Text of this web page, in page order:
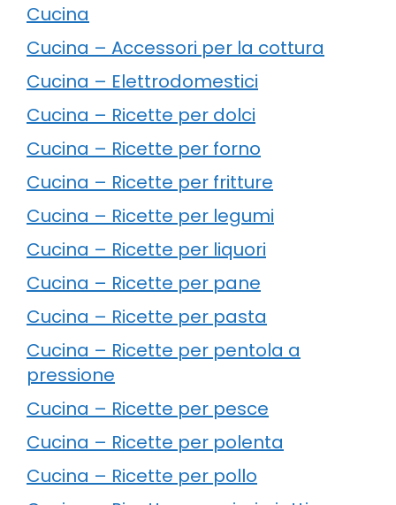
Cucina
Cucina – Accessori per la cottura
Cucina – Elettrodomestici
Cucina – Ricette per dolci
Cucina – Ricette per forno
Cucina – Ricette per fritture
Cucina – Ricette per legumi
Cucina – Ricette per liquori
Cucina – Ricette per pane
Cucina – Ricette per pasta
Cucina – Ricette per pentola a
pressione
Cucina – Ricette per pesce
Cucina – Ricette per polenta
Cucina – Ricette per pollo